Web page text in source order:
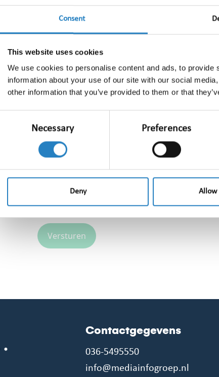
Consent
This website uses cookies
We use cookies to personalise content and ads, to
information about your use of our site with our social
other information that you’ve provided to them or that
SelectionNecessary Preferences
Deny Allow
Bedrijfsnaam
Opmerking
Bewijs dat u geen robot bent
Contactgegevens
036-5495550
info@mediainfogroep.nl